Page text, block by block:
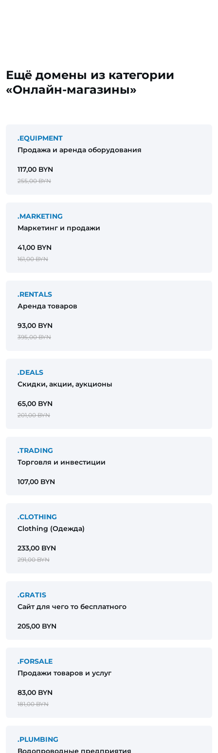
Ещё домены из категории
«Онлайн-магазины»
.EQUIPMENT
Продажа и аренда оборудования
117,00 BYN
255,00 BYN
.MARKETING
Маркетинг и продажи
41,00 BYN
161,00 BYN
.RENTALS
Аренда товаров
93,00 BYN
395,00 BYN
.DEALS
Скидки, акции, аукционы
65,00 BYN
201,00 BYN
.TRADING
Торговля и инвестиции
107,00 BYN
.CLOTHING
Сlothing (Одежда)
233,00 BYN
291,00 BYN
.GRATIS
Сайт для чего то бесплатного
205,00 BYN
.FORSALE
Продажи товаров и услуг
83,00 BYN
181,00 BYN
.PLUMBING
Водопроводные предприятия